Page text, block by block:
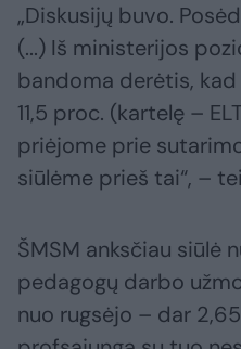
„Diskusijų buvo.
(...) Iš ministerijos
bandoma derėtis,
11,5 proc. (kartelę –
priėjome prie
siūlėme prieš tai“, –
ŠMSM anksčiau siūlė
pedagogų darbo
nuo rugsėjo – dar